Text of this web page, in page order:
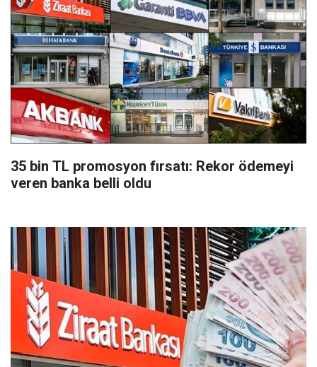
35 bin TL promosyon fırsatı: Rekor ödemeyi
veren banka belli oldu